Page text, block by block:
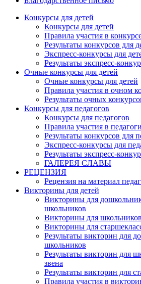
Конкурсы для детей
Конкурсы для детей
Правила участия в
Результаты конкурсов для
Экспресс-конкурсы для
Результаты экспресс-
Очные конкурсы для детей
Очные конкурсы для детей
Правила участия в очном
Результаты очных
Конкурсы для педагогов
Конкурсы для педагогов
Правила участия в
Результаты конкурсов для
Экспресс-конкурсы для
Результаты экспресс-
ГАЛЕРЕЯ СЛАВЫ
РЕЦЕНЗИЯ
Рецензия на материал
Викторины для детей
Викторины для
школьников
Викторины для школьников
Викторины для
Результаты викторин для
школьников
Результаты викторин для
звена
Результаты викторин для
Правила участия в